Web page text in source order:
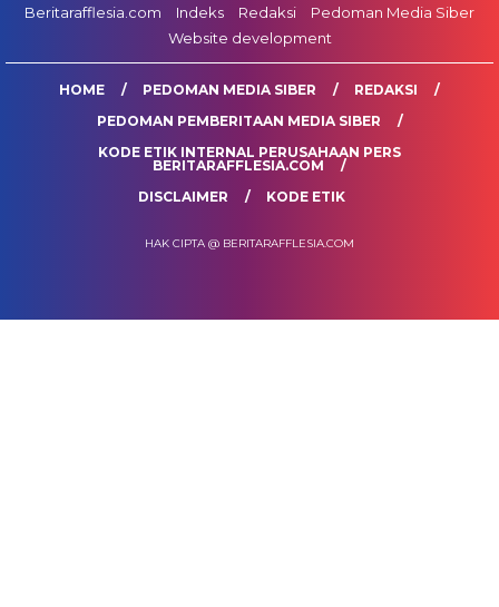
Beritarafflesia.com Indeks Redaksi
Pedoman Media Siber
Website development
HOME PEDOMAN MEDIA SIBER
REDAKSI
PEDOMAN PEMBERITAAN MEDIA SIBER
KODE ETIK INTERNAL PERUSAHAAN PERS
BERITARAFFLESIA.COM
DISCLAIMER
KODE ETIK
HAK CIPTA @ BERITARAFFLESIA.COM